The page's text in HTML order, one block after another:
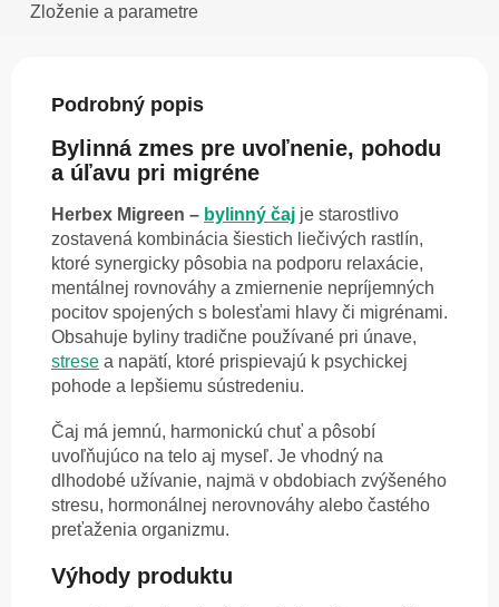
Zloženie a parametre
Podrobný popis
Bylinná zmes pre uvoľnenie, pohodu
a úľavu pri migréne
Herbex Migreen – bylinný čaj je starostlivo
zostavená kombinácia šiestich liečivých rastlín,
ktoré synergicky pôsobia na podporu relaxácie,
mentálnej rovnováhy a zmiernenie nepríjemných
pocitov spojených s bolesťami hlavy či migrénami.
Obsahuje byliny tradične používané pri únave,
strese a napätí, ktoré prispievajú k psychickej
pohode a lepšiemu sústredeniu.
Čaj má jemnú, harmonickú chuť a pôsobí
uvoľňujúco na telo aj myseľ. Je vhodný na
dlhodobé užívanie, najmä v obdobiach zvýšeného
stresu, hormonálnej nerovnováhy alebo častého
preťaženia organizmu.
Výhody produktu